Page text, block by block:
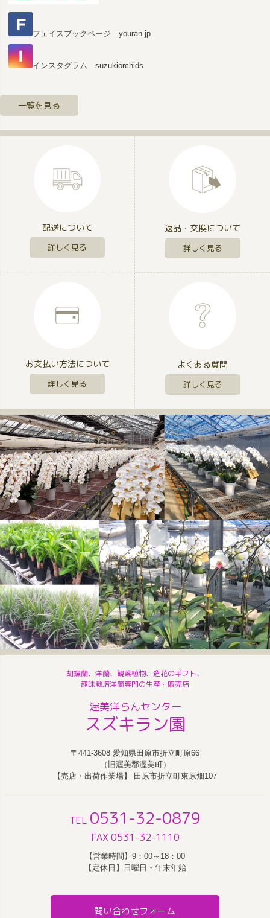
フェイスブックページ youran.jp
インスタグラム suzukiorchids
一覧を見る
配送について
詳しく見る
返品・交換について
詳しく見る
お支払い方法について
詳しく見る
よくある質問
詳しく見る
胡蝶蘭、洋蘭、観葉植物、造花のギフト、
趣味栽培洋蘭専門の生産・販売店
渥美洋らんセンター
スズキラン園
〒441-3608 愛知県田原市折立町原66
（旧渥美郡渥美町）
【売店・出荷作業場】 田原市折立町東原畑107
TEL 0531-32-0879
FAX 0531-32-1110
【営業時間】9：00～18：00
【定休日】日曜日・年末年始
問い合わせフォーム